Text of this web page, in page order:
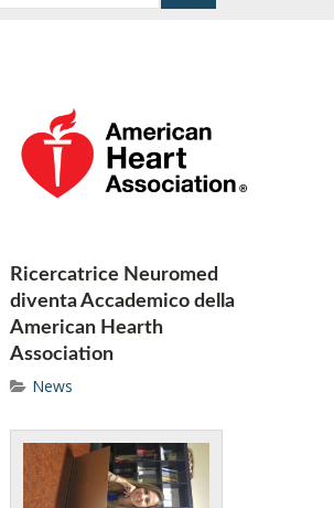
Ricercatrice Neuromed
diventa Accademico della
American Hearth
Association
News